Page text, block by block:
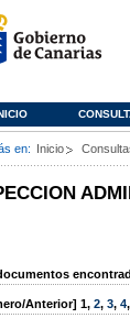
en: Inicio
Anterior] 1, 2, 3, 4,